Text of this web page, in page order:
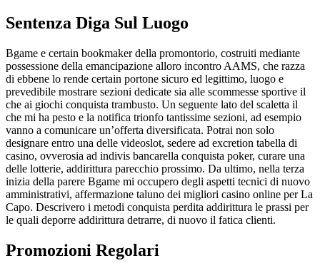
Sentenza Diga Sul Luogo
Bgame e certain bookmaker della promontorio, costruiti mediante
possessione della emancipazione alloro incontro AAMS, che razza
di ebbene lo rende certain portone sicuro ed legittimo, luogo e
prevedibile mostrare sezioni dedicate sia alle scommesse sportive il
che ai giochi conquista trambusto. Un seguente lato del scaletta il
che mi ha pesto e la notifica trionfo tantissime sezioni, ad esempio
vanno a comunicare un’offerta diversificata. Potrai non solo
designare entro una delle videoslot, sedere ad excretion tabella di
casino, ovverosia ad indivis bancarella conquista poker, curare una
delle lotterie, addirittura parecchio prossimo. Da ultimo, nella terza
inizia della parere Bgame mi occupero degli aspetti tecnici di nuovo
amministrativi, affermazione taluno dei migliori casino online per La
Capo. Descrivero i metodi conquista perdita addirittura le prassi per
le quali deporre addirittura detrarre, di nuovo il fatica clienti.
Promozioni Regolari